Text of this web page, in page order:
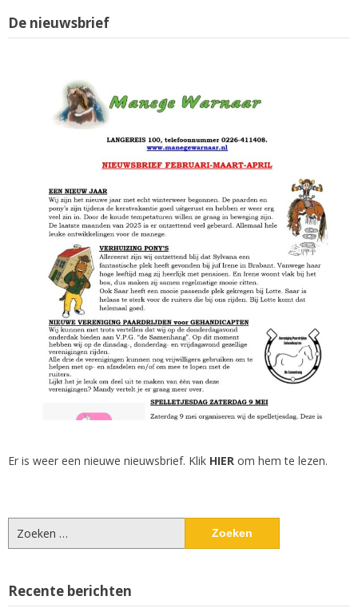
De nieuwsbrief
Er is weer een nieuwe nieuwsbrief. Klik HIER om hem te lezen.
Zoeken
naar:
Recente berichten